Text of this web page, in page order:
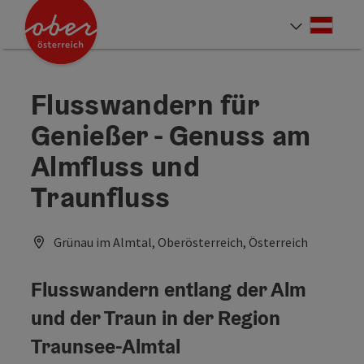
Zum Inhalt
Zur Navigation
Zum Seitenanfang
Zur Kontaktseite
Zur Suche Accesskey
[4]
Zum Impressum
Zu den Hinweisen zur Bedienung der Website Accesskey
Zur Startseite
Flusswandern für
Genießer - Genuss am
Almfluss und
Traunfluss
Grünau im Almtal, Oberösterreich, Österreich
Flusswandern entlang der Alm
und der Traun in der Region
Traunsee-Almtal